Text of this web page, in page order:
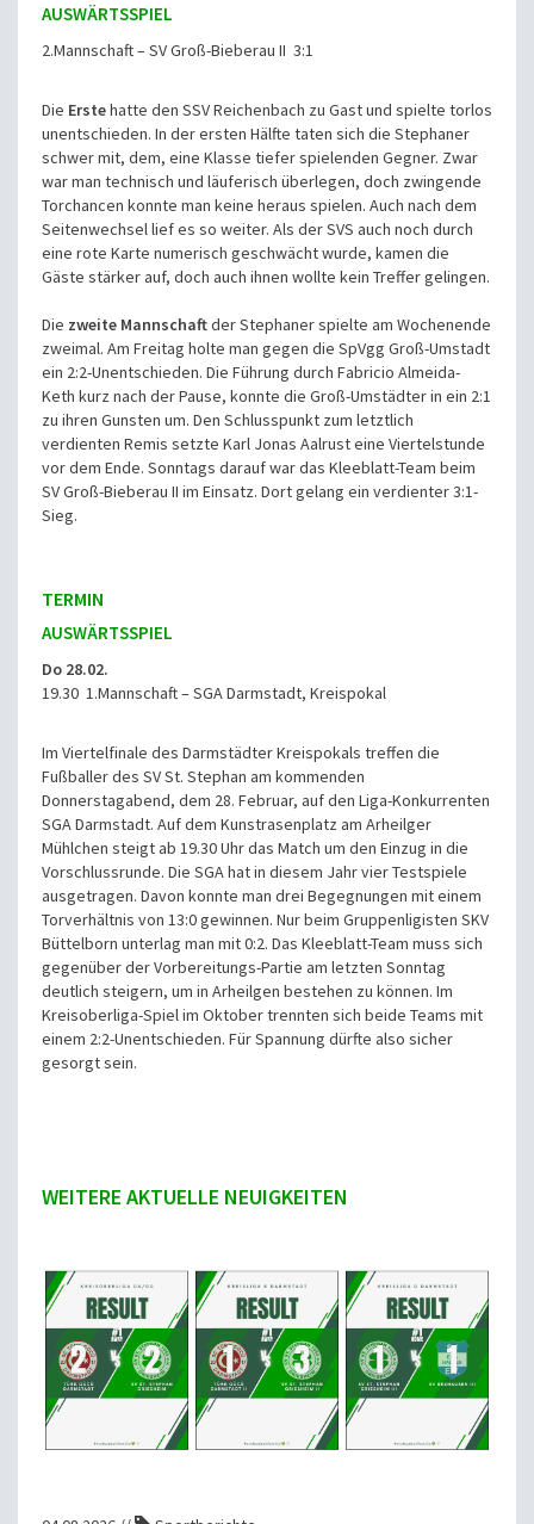
AUSWÄRTSSPIEL
2.Mannschaft – SV Groß-Bieberau II 3:1
Die Erstehatte den SSV Reichenbach zu Gast und spielte torlos
unentschieden. In der ersten Hälfte taten sich die Stephaner
schwer mit, dem, eine Klasse tiefer spielenden Gegner. Zwar
war man technisch und läuferisch überlegen, doch zwingende
Torchancen konnte man keine heraus spielen. Auch nach dem
Seitenwechsel lief es so weiter. Als der SVS auch noch durch
eine rote Karte numerisch geschwächt wurde, kamen die
Gäste stärker auf, doch auch ihnen wollte kein Treffer gelingen.
Die zweite Mannschaftder Stephaner spielte am Wochenende
zweimal. Am Freitag holte man gegen die SpVgg Groß-Umstadt
ein 2:2-Unentschieden. Die Führung durch Fabricio Almeida-
Keth kurz nach der Pause, konnte die Groß-Umstädter in ein 2:1
zu ihren Gunsten um. Den Schlusspunkt zum letztlich
verdienten Remis setzte Karl Jonas Aalrust eine Viertelstunde
vor dem Ende. Sonntags darauf war das Kleeblatt-Team beim
SV Groß-Bieberau II im Einsatz. Dort gelang ein verdienter 3:1-
Sieg.
TERMIN
AUSWÄRTSSPIEL
Do 28.02.
19.30 1.Mannschaft – SGA Darmstadt, Kreispokal
Im Viertelfinale des Darmstädter Kreispokals treffen die
Fußballer des SV St. Stephan am kommenden
Donnerstagabend, dem 28. Februar, auf den Liga-Konkurrenten
SGA Darmstadt. Auf dem Kunstrasenplatz am Arheilger
Mühlchen steigt ab 19.30 Uhr das Match um den Einzug in die
Vorschlussrunde. Die SGA hat in diesem Jahr vier Testspiele
ausgetragen. Davon konnte man drei Begegnungen mit einem
Torverhältnis von 13:0 gewinnen. Nur beim Gruppenligisten SKV
Büttelborn unterlag man mit 0:2. Das Kleeblatt-Team muss sich
gegenüber der Vorbereitungs-Partie am letzten Sonntag
deutlich steigern, um in Arheilgen bestehen zu können. Im
Kreisoberliga-Spiel im Oktober trennten sich beide Teams mit
einem 2:2-Unentschieden. Für Spannung dürfte also sicher
gesorgt sein.
WEITERE AKTUELLE NEUIGKEITEN